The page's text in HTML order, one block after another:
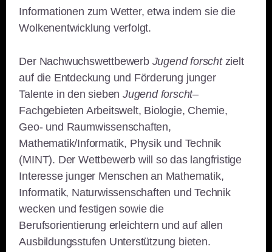
Informationen zum Wetter, etwa indem sie die
Wolkenentwicklung verfolgt.
Der Nachwuchswettbewerb Jugend forschtzielt
auf die Entdeckung und Förderung junger
Talente in den sieben Jugend forscht–
Fachgebieten Arbeitswelt, Biologie, Chemie,
Geo- und Raumwissenschaften,
Mathematik/Informatik, Physik und Technik
(MINT). Der Wettbewerb will so das langfristige
Interesse junger Menschen an Mathematik,
Informatik, Naturwissenschaften und Technik
wecken und festigen sowie die
Berufsorientierung erleichtern und auf allen
Ausbildungsstufen Unterstützung bieten.